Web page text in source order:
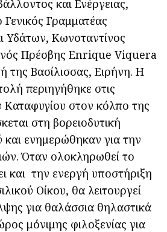
και Ενέργειας,
Γραμματέας
Υδάτων, Κωνσταντίνος
Πρέσβης Enrique Viquera
της Βασίλισσας, Ειρήνη. Η
περιηγήθηκε στις
Καταφυγίου στον κόλπο της
στη βορειοδυτική
και ενημερώθηκαν για την
Όταν ολοκληρωθεί το
και την ενεργή υποστήριξη
Οίκου, θα λειτουργεί
για θαλάσσια θηλαστικά
μόνιμης φιλοξενίας για